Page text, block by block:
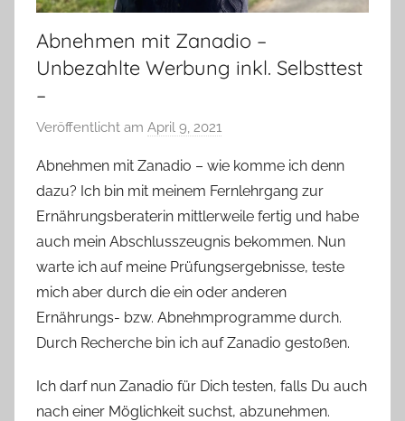
Abnehmen mit Zanadio –
Unbezahlte Werbung inkl. Selbsttest
–
Veröffentlicht am April 9, 2021
n
Y
v
o
n
n
e
Abnehmen mit Zanadio – wie komme ich denn
dazu? Ich bin mit meinem Fernlehrgang zur
Ernährungsberaterin mittlerweile fertig und habe
auch mein Abschlusszeugnis bekommen. Nun
warte ich auf meine Prüfungsergebnisse, teste
mich aber durch die ein oder anderen
Ernährungs- bzw. Abnehmprogramme durch.
Durch Recherche bin ich auf Zanadio gestoßen.
Ich darf nun Zanadio für Dich testen, falls Du auch
nach einer Möglichkeit suchst, abzunehmen.